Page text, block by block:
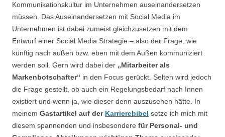
Kommunikationskultur im Unternehmen auseinandersetzen
müssen. Das Auseinandersetzen mit Social Media im
Unternehmen ist dabei zumeist gleichzusetzen mit dem
Entwurf einer Social Media Strategie – also der Frage, wie
künftig nach außen bzw. eben mit dem Außen kommuniziert
werden soll. Gern wird dabei der „Mitarbeiter als
Markenbotschafter“ in den Focus gerückt. Selten wird jedoch
die Frage gestellt, ob auch ein Regelungsbedarf nach Innen
existiert und wenn ja, wie dieser denn auszusehen hätte. In
meinem Gastartikel auf der Karrierebibel setze ich mich mit
diesem spannenden und insbesondere für Personal- und